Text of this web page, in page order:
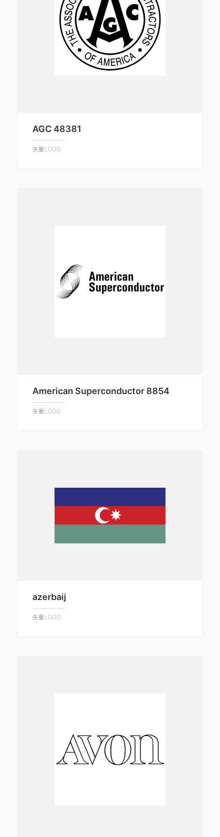
AGC 48381
矢量LOGO
American Superconductor 8854
矢量LOGO
azerbaij
矢量LOGO